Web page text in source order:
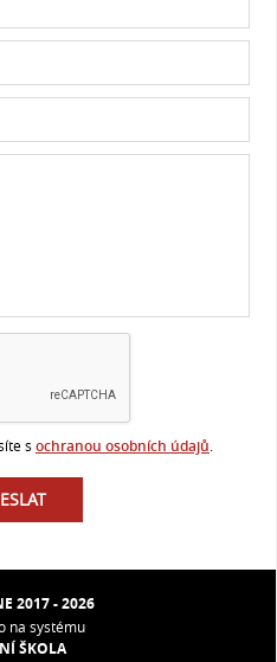
s ochranou osobních údajů
2017 - 2026
na systému
ŠKOLA